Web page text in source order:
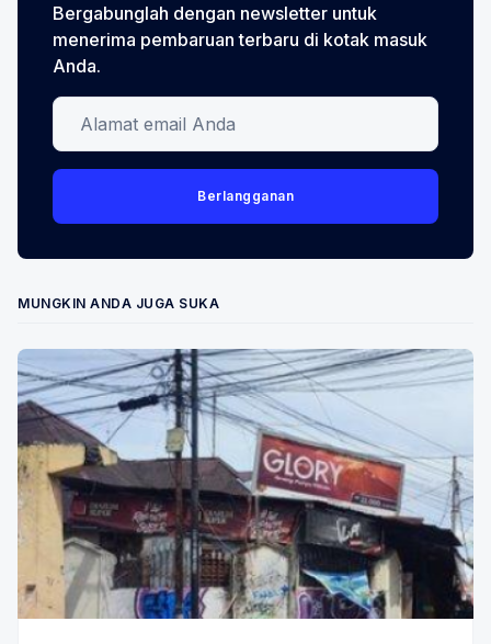
Bergabunglah dengan newsletter untuk
menerima pembaruan terbaru di kotak masuk
Anda.
Alamat email Anda
Berlangganan
MUNGKIN ANDA JUGA SUKA